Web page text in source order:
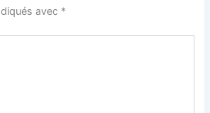
avec *